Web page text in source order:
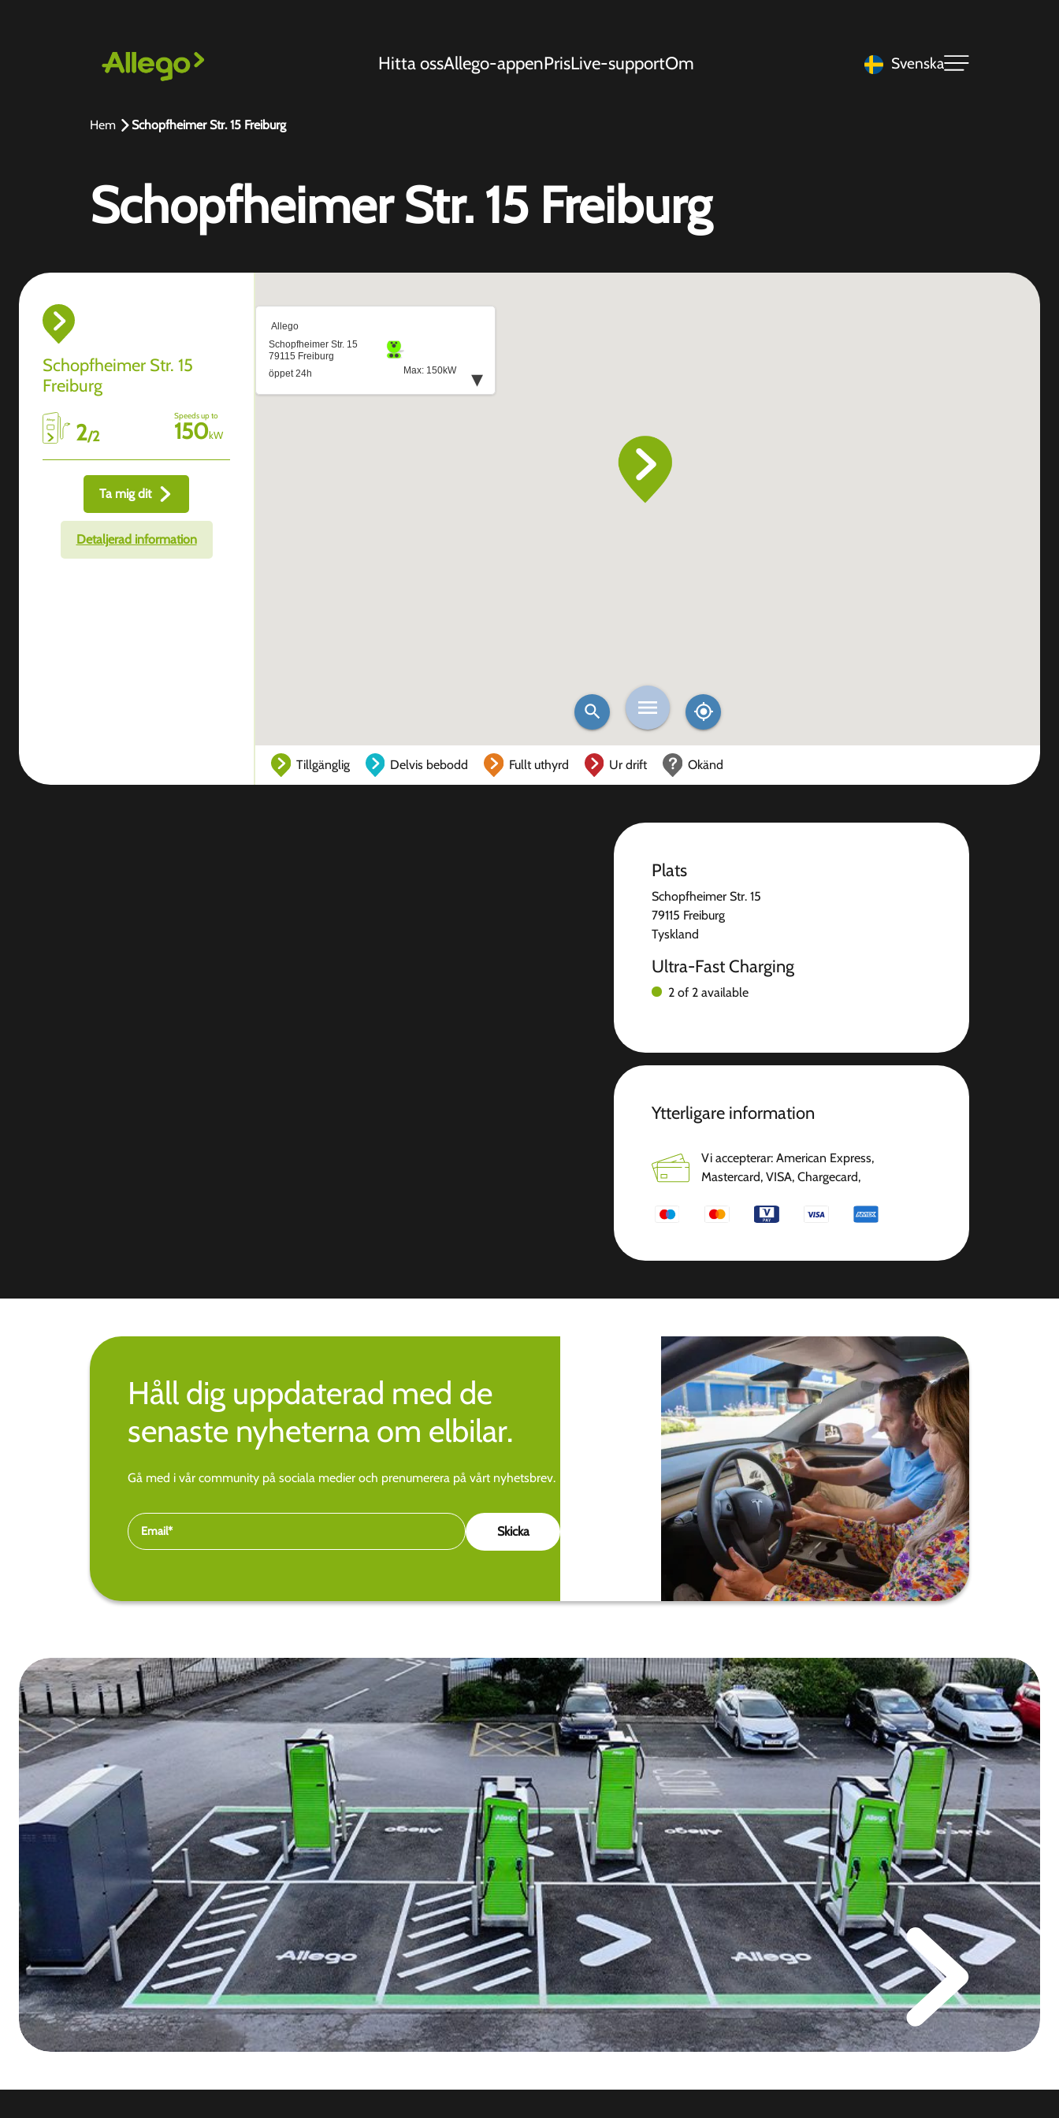
Hitta ossAllego-appenPrisLive-supportOm Svenska
Hem Schopfheimer Str. 15 Freiburg
Schopfheimer Str. 15 Freiburg
Schopfheimer Str. 15
Freiburg
2/2
Speeds up to
150kW
Ta mig dit
Detaljerad information
Tillgänglig Delvis bebodd Fullt uthyrd Ur drift Okänd
Plats
Schopfheimer Str. 15
79115 Freiburg
Tyskland
Ultra-Fast Charging
2 of 2 available
Ytterligare information
Vi accepterar: American Express,
Mastercard, VISA, Chargecard,
Håll dig uppdaterad med de
senaste nyheterna om elbilar.
Gå med i vår community på sociala medier och prenumerera på vårt nyhetsbrev.